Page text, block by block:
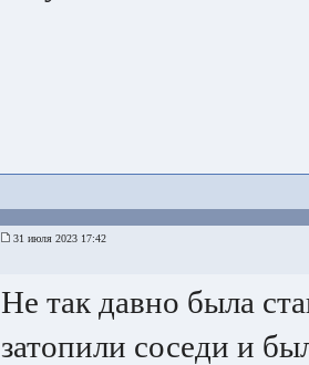
31 июля 2023 17:42
Не так давно была
затопили соседи и